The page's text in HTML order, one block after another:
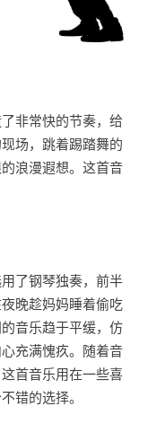
非常快的节奏，给
场，跳着踢踏舞的
浪漫遐想。这首音
了钢琴独奏，前半
晚趁妈妈睡着偷吃
音乐趋于平缓，仿
充满愧疚。随着音
首音乐用在一些喜
错的选择。